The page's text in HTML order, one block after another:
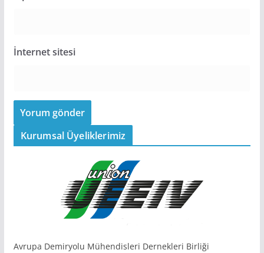
İnternet sitesi
Kurumsal Üyeliklerimiz
Avrupa Demiryolu Mühendisleri Dernekleri Birliği